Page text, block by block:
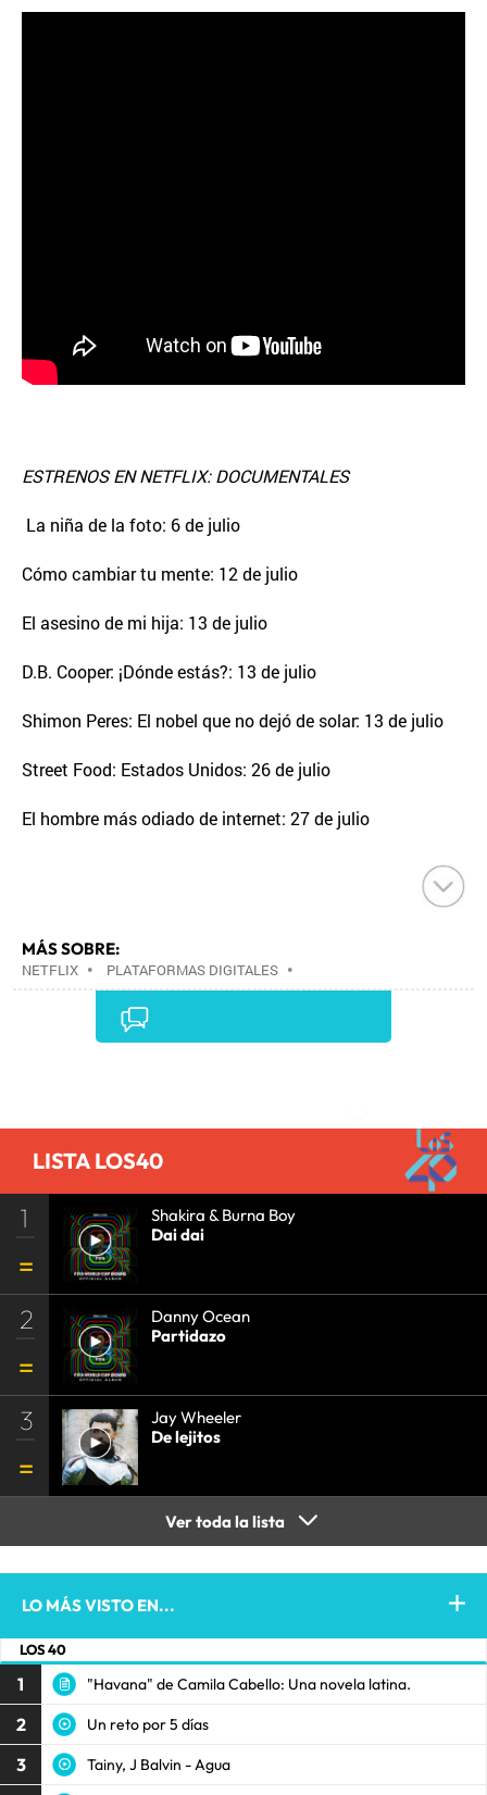
ESTRENOS EN NETFLIX: DOCUMENTALES
La niña de la foto: 6 de julio
Cómo cambiar tu mente: 12 de julio
El asesino de mi hija: 13 de julio
D.B. Cooper: ¡Dónde estás?: 13 de julio
Shimon Peres: El nobel que no dejó de solar: 13 de julio
Street Food: Estados Unidos: 26 de julio
El hombre más odiado de internet: 27 de julio
MÁS SOBRE:
NETFLIX • PLATAFORMAS DIGITALES •
TELEVISIÓN IP•TELEVISIÓN•INTERNET•
•ECONOMÍA
MEDIOS COMUNICACIÓN•COMUNICACIONES•
LISTA LOS40
1
Shakira & Burna Boy
Dai dai
2
Danny Ocean
Partidazo
3
Jay Wheeler
De lejitos
Ver toda la lista
LO MÁS VISTO EN...
LOS 40
1 "Havana" de Camila Cabello: Una novela latina.
2 Un reto por 5 días
3 Tainy, J Balvin - Agua